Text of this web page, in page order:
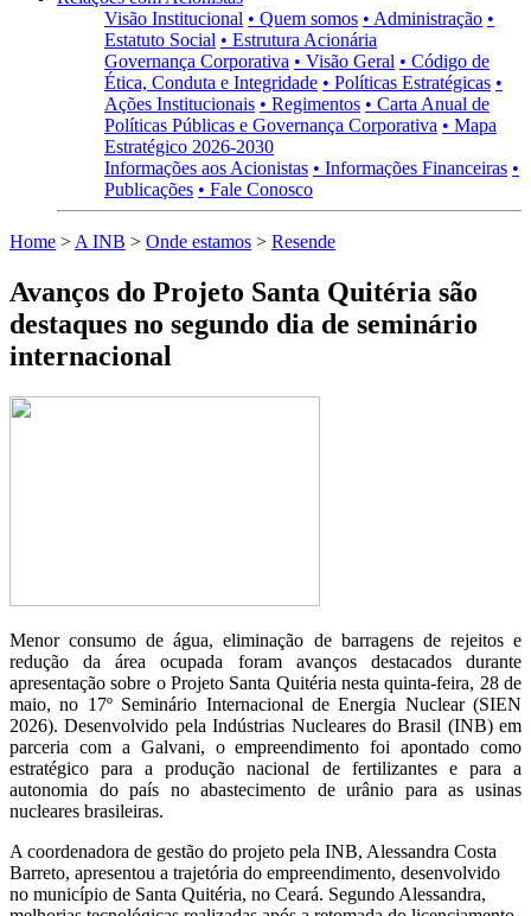
Visão Institucional • Quem somos • Administração •
Estatuto Social • Estrutura Acionária
Governança Corporativa • Visão Geral • Código de
Ética, Conduta e Integridade • Políticas Estratégicas •
Ações Institucionais • Regimentos • Carta Anual de
Políticas Públicas e Governança Corporativa • Mapa
Estratégico 2026-2030
Informações aos Acionistas • Informações Financeiras •
Publicações • Fale Conosco
Home > A INB > Onde estamos > Resende
Avanços do Projeto Santa Quitéria são
destaques no segundo dia de seminário
internacional
Menor consumo de água, eliminação de barragens de rejeitos e
redução da área ocupada foram avanços destacados durante
apresentação sobre o Projeto Santa Quitéria nesta quinta-feira, 28 de
maio, no 17º Seminário Internacional de Energia Nuclear (SIEN
2026). Desenvolvido pela Indústrias Nucleares do Brasil (INB) em
parceria com a Galvani, o empreendimento foi apontado como
estratégico para a produção nacional de fertilizantes e para a
autonomia do país no abastecimento de urânio para as usinas
nucleares brasileiras.
A coordenadora de gestão do projeto pela INB, Alessandra Costa
Barreto, apresentou a trajetória do empreendimento, desenvolvido
no município de Santa Quitéria, no Ceará. Segundo Alessandra,